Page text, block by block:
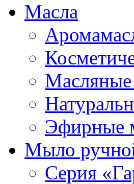
Масла
Эфирные
Мыло
Серия